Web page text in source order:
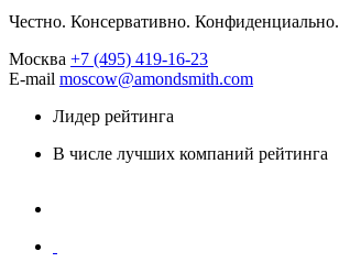
Честно. Консервативно. Конфиденциально.
Москва +7 (495) 419-16-23
E-mail moscow@amondsmith.com
Лидер рейтинга
В числе лучших компаний рейтинга